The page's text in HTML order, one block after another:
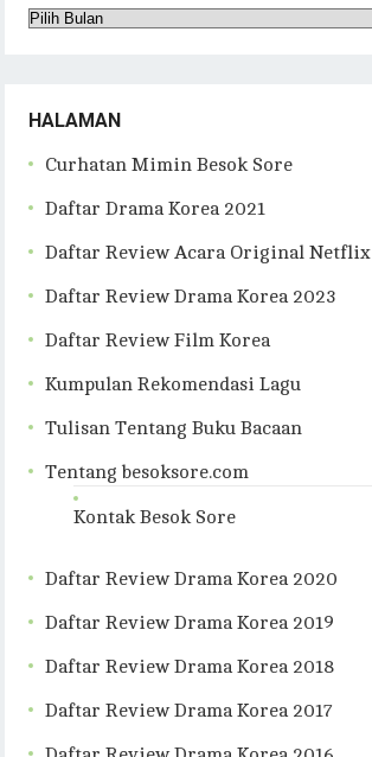
Arsip
HALAMAN
Curhatan Mimin Besok Sore
Daftar Drama Korea 2021
Daftar Review Acara Original Netflix
Daftar Review Drama Korea 2023
Daftar Review Film Korea
Kumpulan Rekomendasi Lagu
Tulisan Tentang Buku Bacaan
Tentang besoksore.com
Kontak Besok Sore
Daftar Review Drama Korea 2020
Daftar Review Drama Korea 2019
Daftar Review Drama Korea 2018
Daftar Review Drama Korea 2017